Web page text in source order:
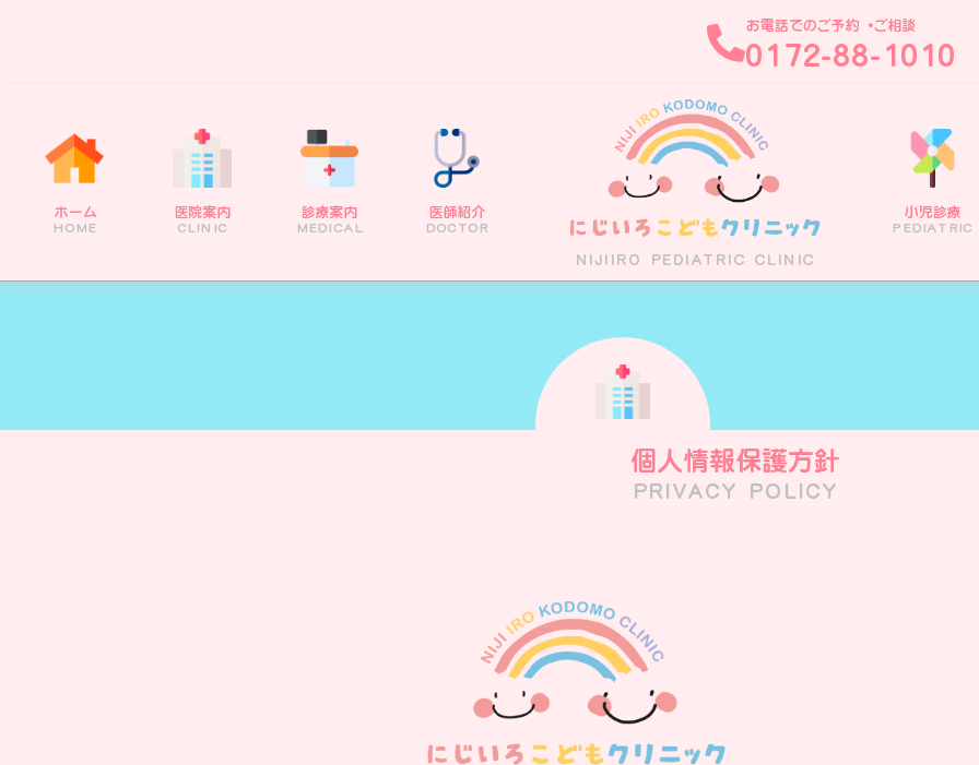
お電話でのご予約・ご相談
0172-88-1010
ホーム
HOME
医院案内
CLINIC
診療案内
MEDICAL
医師紹介
DOCTOR
NIJIIRO PEDIATRIC CLINIC
小児診療
PEDIATRIC
ホーム 医院案内 診療案内 医師紹介
個人情報保護方針
PRIVACY POLICY